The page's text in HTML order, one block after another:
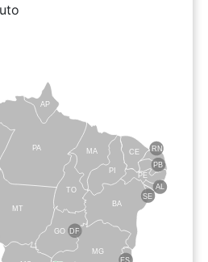
TO
BA
SE
PE
AL
RN
CE
PI
MA
AP
PA
MT
GO
MG
DF
PB